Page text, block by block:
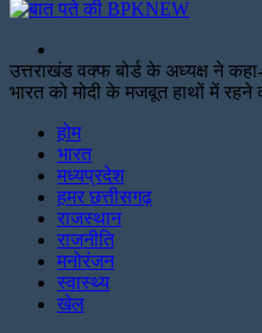
for
उत्तराखंड वक्फ बोर्ड के अध्यक्ष ने
भारत को मोदी के मजबूत हाथों में
होम
भारत
मध्यप्रदेश
हमर छत्तीसगढ़
राजस्थान
राजनीति
मनोरंजन
स्वास्थ्य
खेल